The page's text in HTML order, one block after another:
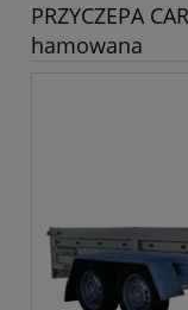
PRZYCZEPA
hamowana